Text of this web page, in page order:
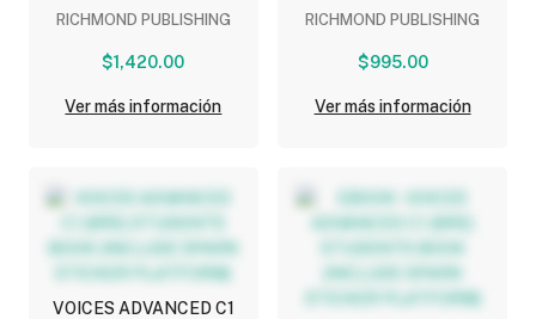
(INCLUDE RICHMOND
LEARNING PLATFORM)
RICHMOND PUBLISHING
$1,420.00
Ver más información
(INCLUDE RICHMOND
LEARNING PLATFORM)
RICHMOND PUBLISHING
$995.00
Ver más información
VOICES ADVANCED C1